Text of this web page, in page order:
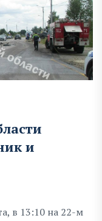
и
в 13:10 на 22-м